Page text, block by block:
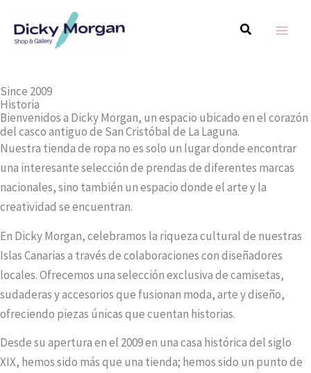
contenido
Buscar
Algunas pinceladas
acerca de Dicky Morgan
Since 2009
Historia
Bienvenidos a Dicky Morgan, un espacio ubicado en el corazón
del casco antiguo de San Cristóbal de La Laguna.
Nuestra tienda de ropa no es solo un lugar donde encontrar
una interesante selección de prendas de diferentes marcas
nacionales, sino también un espacio donde el arte y la
creatividad se encuentran.
En Dicky Morgan, celebramos la riqueza cultural de nuestras
Islas Canarias a través de colaboraciones con diseñadores
locales. Ofrecemos una selección exclusiva de camisetas,
sudaderas y accesorios que fusionan moda, arte y diseño,
ofreciendo piezas únicas que cuentan historias.
Desde su apertura en el 2009 en una casa histórica del siglo
XIX, hemos sido más que una tienda; hemos sido un punto de